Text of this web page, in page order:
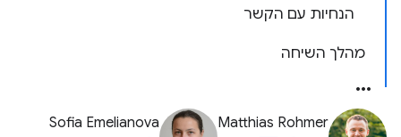
הנחיות עם הקשר
מהלך השיחה
Matthias Rohmer
Sofia Emelianova